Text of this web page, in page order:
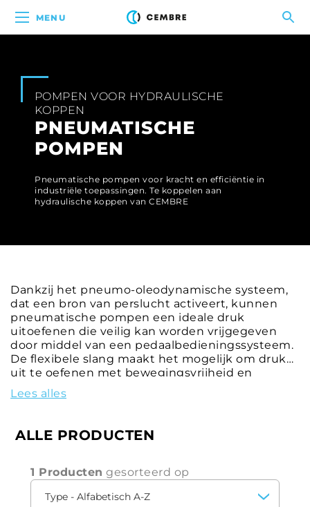
MENU
POMPEN VOOR HYDRAULISCHE
KOPPEN
PNEUMATISCHE
POMPEN
Pneumatische pompen voor kracht en efficiëntie in
industriële toepassingen. Te koppelen aan
hydraulische koppen van CEMBRE
Dankzij het pneumo-oleodynamische systeem,
dat een bron van perslucht activeert, kunnen
pneumatische pompen een ideale druk
uitoefenen die veilig kan worden vrijgegeven
door middel van een pedaalbedieningssysteem.
De flexibele slang maakt het mogelijk om druk
uit te oefenen met bewegingsvrijheid en
operationele veelzijdigheid.
Lees alles
ALLE PRODUCTEN
1 Producten gesorteerd op